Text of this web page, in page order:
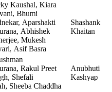
Kaushal, Kiara
Bhumi
Aparshakti
Abhishek
Mukesh
Asif Basra
Shashank
Khaitan
Rakul Preet
Shefali
Sheeba Chaddha
Anubhuti
Kashyap